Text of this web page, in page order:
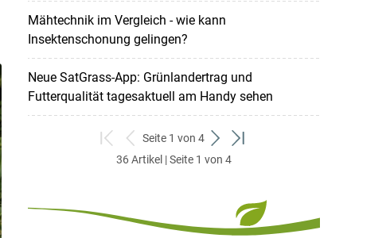
Mähtechnik im Vergleich - wie kann
Insektenschonung gelingen?
Neue SatGrass-App: Grünlandertrag und
Futterqualität tagesaktuell am Handy sehen
zum
ersten
zurück
zum
Seite 1 von 4
weiter
zum
zum
36 Artikel | Seite 1 von 4